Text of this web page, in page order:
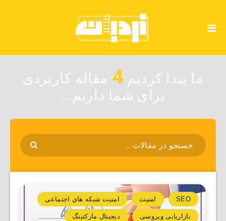
ما پیدا کردیم 4 مقاله کاربردی
برای شما داریم...
SEO امنیت امنیت شبکه های اجتماعی
بازاریابی ویروسی دیجیتال مارکتینگ